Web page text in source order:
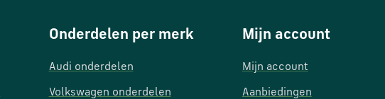
Onderdelen per merk
Audi onderdelen
Volkswagen onderdelen
Mijn account
Mijn account
Aanbiedingen